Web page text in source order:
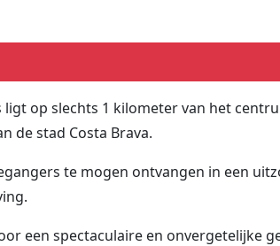
op slechts 1 kilometer van het
de stad Costa Brava.
te mogen ontvangen in een
een spectaculaire en onvergetelijke